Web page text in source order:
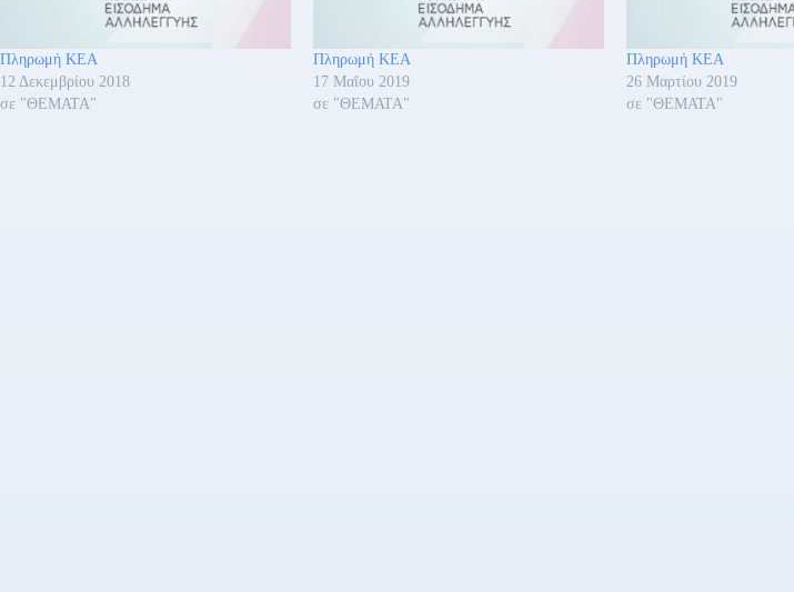
Πληρωμή ΚΕΑ
12 Δεκεμβρίου 2018
σε "ΘΕΜΑΤΑ"
Πληρωμή ΚΕΑ
17 Μαΐου 2019
σε "ΘΕΜΑΤΑ"
Πληρωμή ΚΕΑ
26 Μαρτίου 2019
σε "ΘΕΜΑΤΑ"